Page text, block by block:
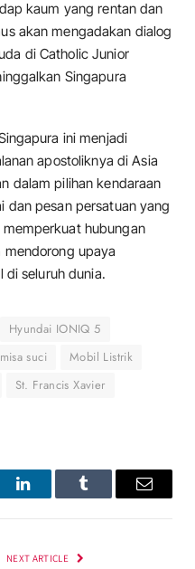
kaum yang rentan dan
akan mengadakan dialog
di Catholic Junior
Singapura
ini menjadi
apostoliknya di Asia
dalam pilihan kendaraan
dan pesan persatuan yang
hubungan
upaya
di seluruh dunia.
Hyundai IONIQ 5
misa suci
Mobil Listrik
St. Francis Xavier
LinkedInTumblr Email
NEXT ARTICLE